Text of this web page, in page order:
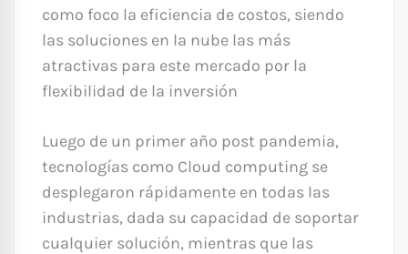
como foco la eficiencia de costos, siendo
las soluciones en la nube las más
atractivas para este mercado por la
flexibilidad de la inversión
Luego de un primer año post pandemia,
tecnologías como Cloud computing se
desplegaron rápidamente en todas las
industrias, dada su capacidad de soportar
cualquier solución, mientras que las